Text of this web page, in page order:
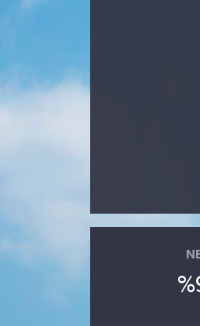
İLÇELER
MAGAZİN